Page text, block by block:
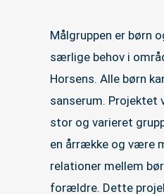
Målgruppen er børn
særlige behov i
Horsens. Alle børn
sanserum. Projektet
stor og varieret
en årrække og være
relationer mellem
forældre. Dette